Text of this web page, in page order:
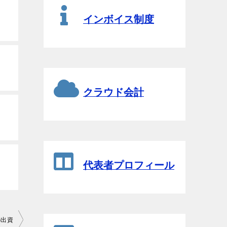
資
インボイス制度
クラウド会計
代表者プロフィール